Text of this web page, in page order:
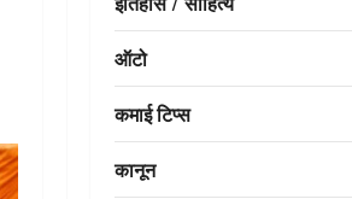
ऑटो
कमाई टिप्स
कानून